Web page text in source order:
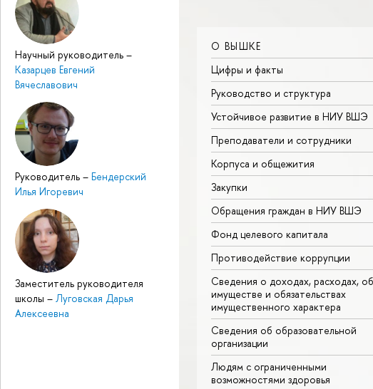
Научный руководитель –
Казарцев Евгений
Вячеславович
Руководитель – Бендерский
Илья Игоревич
Заместитель руководителя
школы – Луговская Дарья
Алексеевна
О ВЫШКЕ
Цифры и факты
Руководство и структура
Устойчивое развитие в НИУ ВШЭ
Преподаватели и сотрудники
Корпуса и общежития
Закупки
Обращения граждан в НИУ ВШЭ
Фонд целевого капитала
Противодействие коррупции
Сведения о доходах, расходах, об
имуществе и обязательствах
имущественного характера
Сведения об образовательной
организации
Людям с ограниченными
возможностями здоровья